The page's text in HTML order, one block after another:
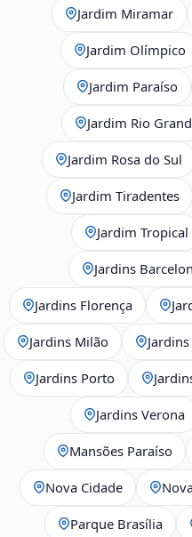
Jardim Miramar
Jardim Olímpico
Jardim Paraíso
Jardim Rio
Jardim Rosa do Sul
Jardim Tiradentes
Jardim Tropical
Jardins
Jardins Florença
Jardins Milão
Jardins Porto
Jardins Verona
Mansões Paraíso
Nova Cidade
Parque Brasília